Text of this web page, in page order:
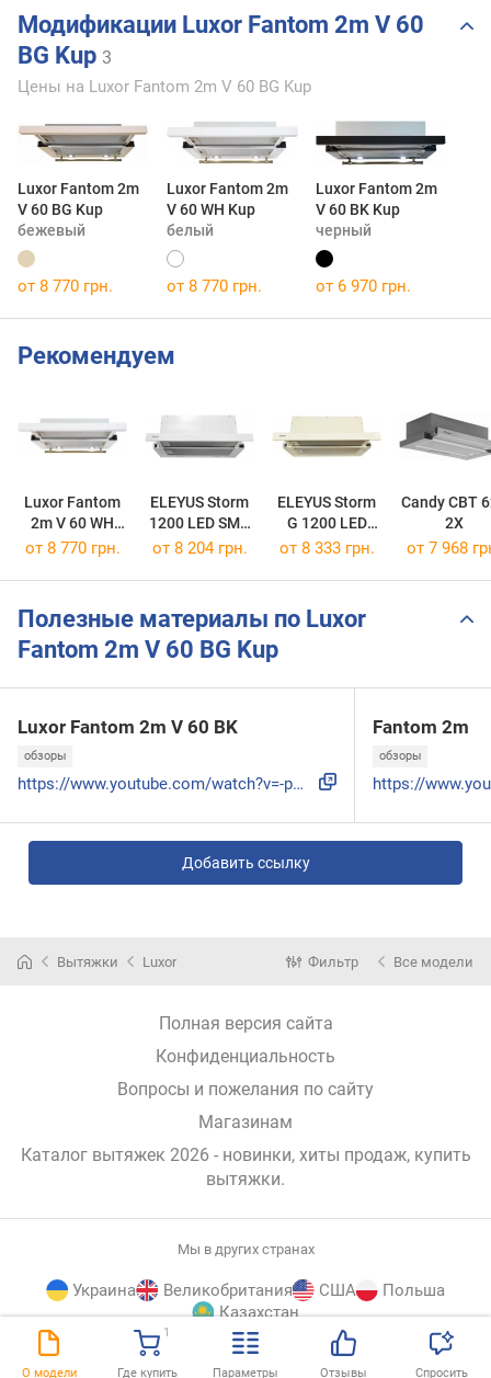
О модели Где купить
1
Параметры Отзывы Спросить
Модификации Luxor Fantom 2m V 60
BG Kup 3
Цены на Luxor Fantom 2m V 60 BG Kup
Luxor Fantom 2m
V 60 BG Kup
бежевый
Luxor Fantom 2m
V 60 WH Kup
белый
Luxor Fantom 2m
V 60 BK Kup
черный
от 8 770 грн. от 8 770 грн. от 6 970 грн.
Рекомендуем
Luxor Fantom
2m V 60 WH
Kup
ELEYUS Storm
1200 LED SMD
60 WH
ELEYUS Storm
G 1200 LED
SMD 60 BG
Candy CBT
2X
от 8 770 грн. от 8 204 грн. от 8 333 грн. от 7 968
Полезные материалы по Luxor
Fantom 2m V 60 BG Kup
Luxor Fantom 2m V 60 BK
обзоры
https://www.youtube.com/watch?v=-pmlM6rbYmQ
Fantom 2m
обзоры
Добавить ссылку
Вытяжки Luxor Фильтр Все модели
Полная версия сайта
Конфиденциальность
Вопросы и пожелания по сайту
Магазинам
Каталог вытяжек 2026 - новинки, хиты продаж, купить
вытяжки.
Мы в других странах
Украина Великобритания США
Польша
Казахстан
© E-Katalog, 2026 НАВЕРХ